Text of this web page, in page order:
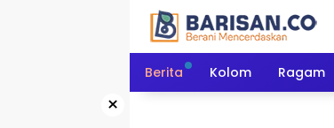
Berita Kolom Ragam
×